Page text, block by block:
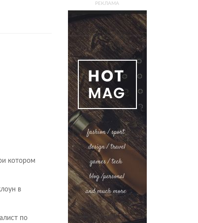
котором
в
по
РЕКЛАМА